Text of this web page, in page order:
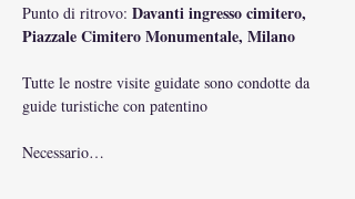
Punto di ritrovo: Davanti ingresso cimitero,
Piazzale Cimitero Monumentale, Milano
Tutte le nostre visite guidate sono condotte da
guide turistiche con patentino
Necessario…